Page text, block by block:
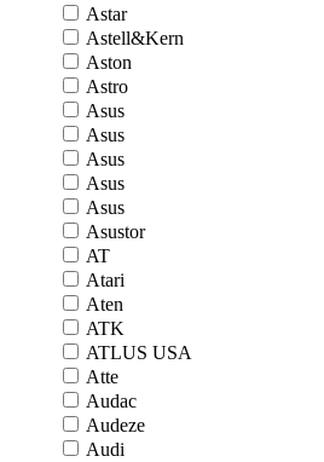
Astar
Astell&Kern
Aston
Astro
Asus
Asus
Asus
Asus
Asus
Asustor
AT
Atari
Aten
ATK
ATLUS USA
Atte
Audac
Audeze
Audi